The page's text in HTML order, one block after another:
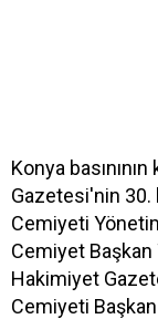
Konya
Gazetesi'nin 30.
Cemiyeti
Cemiyet Başkan
Hakimiyet
Cemiyeti